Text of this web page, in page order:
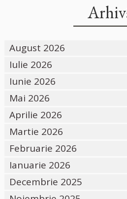
August 2026
Iulie 2026
Iunie 2026
Mai 2026
Aprilie 2026
Martie 2026
Februarie 2026
Ianuarie 2026
Decembrie 2025